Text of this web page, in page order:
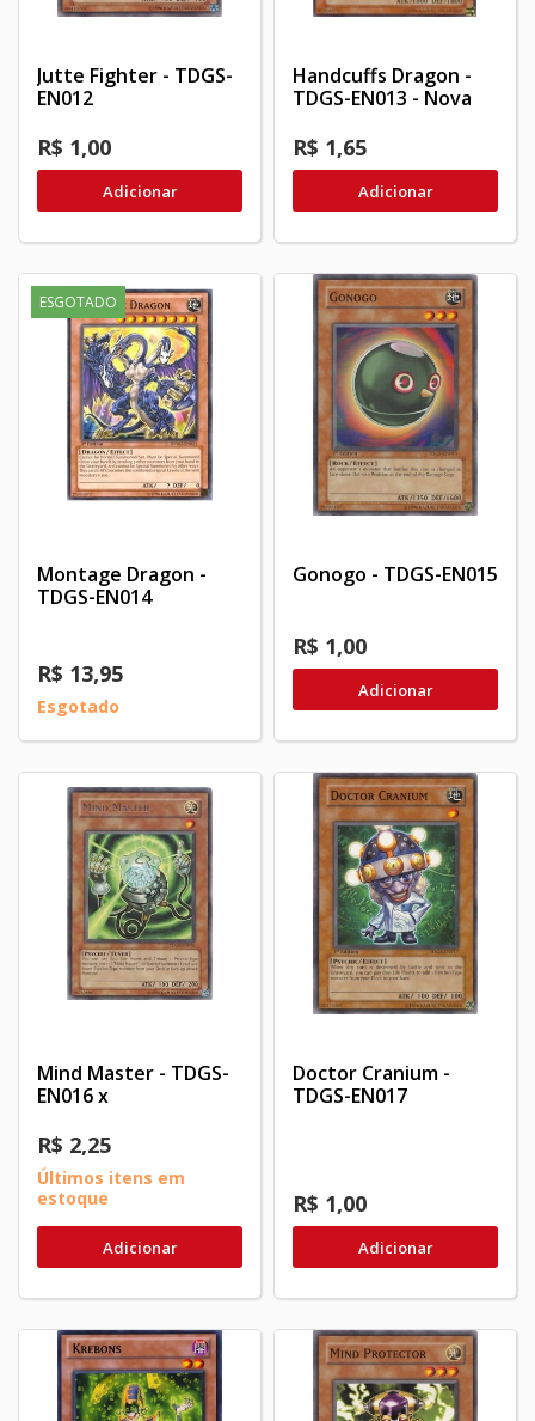
Jutte Fighter - TDGS-
EN012
R$ 1,00
Adicionar
Handcuffs Dragon -
TDGS-EN013 - Nova
R$ 1,65
Adicionar
ESGOTADO
Montage Dragon -
TDGS-EN014
R$ 13,95
Esgotado
Gonogo - TDGS-EN015
R$ 1,00
Adicionar
Mind Master - TDGS-
EN016 x
R$ 2,25
Últimos itens em
estoque
Adicionar
Doctor Cranium -
TDGS-EN017
R$ 1,00
Adicionar